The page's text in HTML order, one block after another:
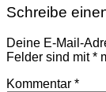
Schreibe
Deine E-Mail-
Felder sind mit*
Kommentar *